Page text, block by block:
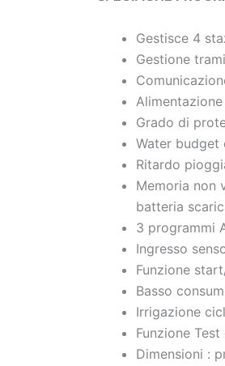
Gestisce 4
Gestione
Grado di
Water budget
Ritardo
Memoria non
batteria
3 programmi
Ingresso
Funzione
Basso
Irrigazione
Funzione
Dimensioni :